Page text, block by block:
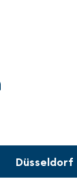
Düsseldorf